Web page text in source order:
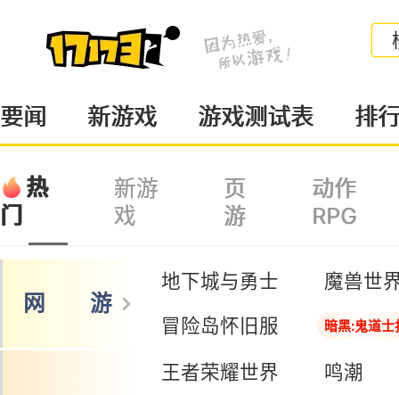
要闻 新游戏 游戏测试表 排
热
门
新游
戏
页
游
动作
RPG
网 游
地下城与勇士
魔兽世
冒险岛怀旧服
暗黑:鬼道士
王者荣耀世界
鸣潮